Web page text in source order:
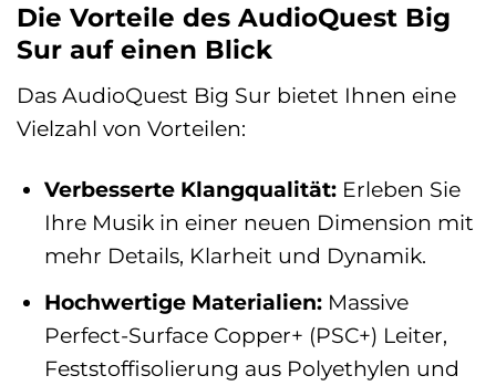
Die Vorteile des AudioQuest Big
Sur auf einen Blick
Das AudioQuest Big Sur bietet Ihnen eine
Vielzahl von Vorteilen:
Verbesserte Klangqualität:Erleben Sie
Ihre Musik in einer neuen Dimension mit
mehr Details, Klarheit und Dynamik.
Hochwertige Materialien:Massive
Perfect-Surface Copper+ (PSC+) Leiter,
Feststoffisolierung aus Polyethylen und